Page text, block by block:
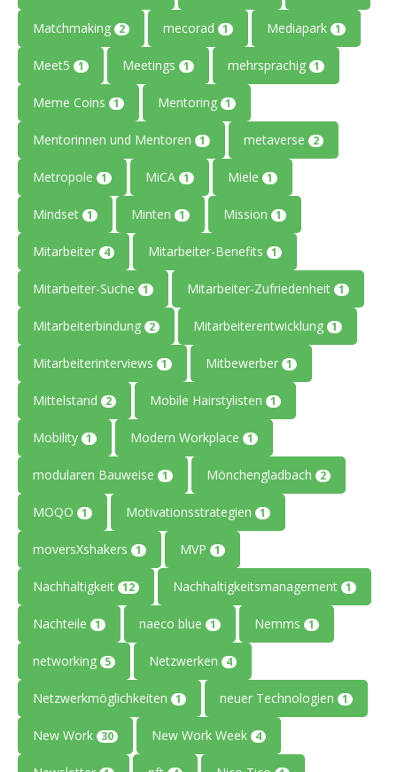
Matchmaking 2 mecorad 1 Mediapark 1
Meet5 1 Meetings 1 mehrsprachig 1
Meme Coins 1 Mentoring 1
Mentorinnen und Mentoren 1 metaverse 2
Metropole 1 MiCA 1 Miele 1
Mindset 1 Minten 1 Mission 1
Mitarbeiter 4 Mitarbeiter-Benefits 1
Mitarbeiter-Suche 1 Mitarbeiter-Zufriedenheit 1
Mitarbeiterbindung 2 Mitarbeiterentwicklung 1
Mitarbeiterinterviews 1 Mitbewerber 1
Mittelstand 2 Mobile Hairstylisten 1
Mobility 1 Modern Workplace 1
modularen Bauweise 1 Mönchengladbach 2
MOQO 1 Motivationsstrategien 1
moversXshakers 1 MVP 1
Nachhaltigkeit 12 Nachhaltigkeitsmanagement 1
Nachteile 1 naeco blue 1 Nemms 1
networking 5 Netzwerken 4
Netzwerkmöglichkeiten 1 neuer Technologien 1
New Work 30 New Work Week 4